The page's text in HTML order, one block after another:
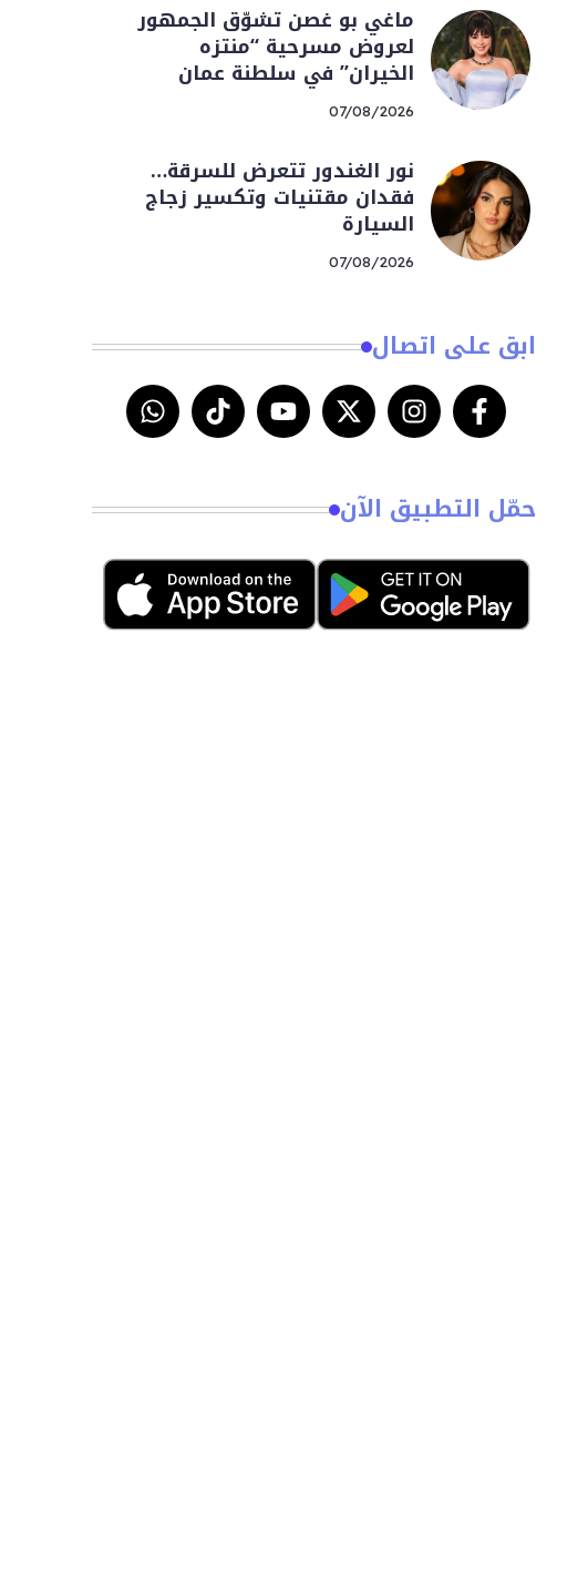
ماغي بو غصن تشوّق الجمهور
لعروض مسرحية “منتزه
الخيران” في سلطنة عمان
07/08/2026
نور الغندور تتعرض للسرقة…
فقدان مقتنيات وتكسير زجاج
السيارة
07/08/2026
ابق على اتصال
حمّل التطبيق الآن